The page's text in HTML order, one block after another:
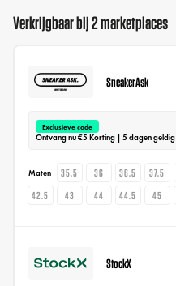
Verkrijgbaar bij 2 marketplaces
SneakerAsk
Exclusieve code
Ontvang nu €5 Korting | 5 dagen geldig
Maten 35.5 36 36.5 37.5
42.5
43 44 44.5 45
StockX